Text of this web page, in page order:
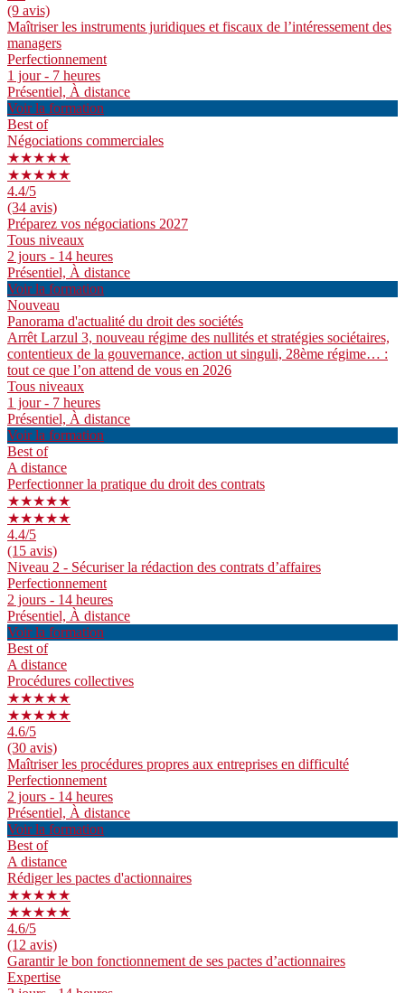
(9 avis)
Maîtriser les instruments juridiques et fiscaux de l’intéressement des
managers
Perfectionnement
1 jour - 7 heures
Présentiel, À distance
Voir la formation
Best of
Négociations commerciales
★★★★★
★★★★★
4.4/5
(34 avis)
Préparez vos négociations 2027
Tous niveaux
2 jours - 14 heures
Présentiel, À distance
Voir la formation
Nouveau
Panorama d'actualité du droit des sociétés
Arrêt Larzul 3, nouveau régime des nullités et stratégies sociétaires,
contentieux de la gouvernance, action ut singuli, 28ème régime… :
tout ce que l’on attend de vous en 2026
Tous niveaux
1 jour - 7 heures
Présentiel, À distance
Voir la formation
Best of
A distance
Perfectionner la pratique du droit des contrats
★★★★★
★★★★★
4.4/5
(15 avis)
Niveau 2 - Sécuriser la rédaction des contrats d’affaires
Perfectionnement
2 jours - 14 heures
Présentiel, À distance
Voir la formation
Best of
A distance
Procédures collectives
★★★★★
★★★★★
4.6/5
(30 avis)
Maîtriser les procédures propres aux entreprises en difficulté
Perfectionnement
2 jours - 14 heures
Présentiel, À distance
Voir la formation
Best of
A distance
Rédiger les pactes d'actionnaires
★★★★★
★★★★★
4.6/5
(12 avis)
Garantir le bon fonctionnement de ses pactes d’actionnaires
Expertise